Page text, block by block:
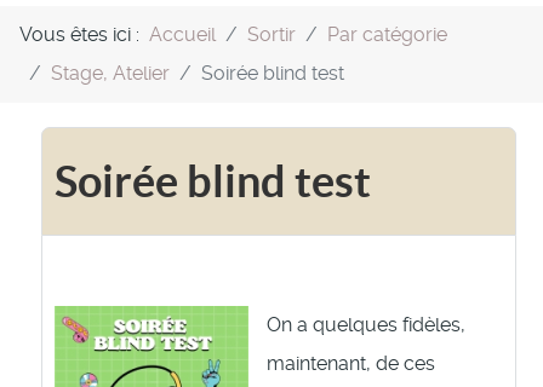
Vous êtes ici : Accueil Sortir
Par catégorie
Stage, Atelier
Soirée blind test
Soirée blind test
On a quelques fidèles,
maintenant, de ces